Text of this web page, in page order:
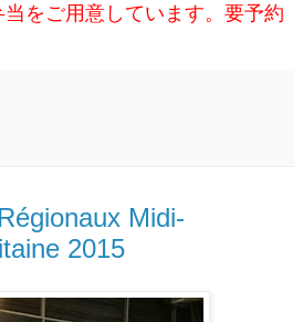
をご用意しています。要予約
Midi-
2015